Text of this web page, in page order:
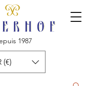
1987
(€)